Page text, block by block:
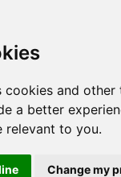
cookies and
a better
relevant to you.
Change my